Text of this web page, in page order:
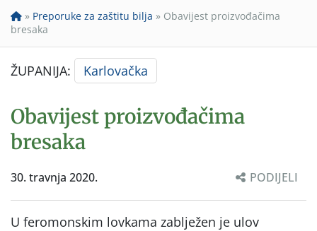
» Preporuke za zaštitu bilja » Obavijest proizvođačima
bresaka
ŽUPANIJA: Karlovačka
Obavijest proizvođačima
bresaka
30. travnja 2020. PODIJELI
U feromonskim lovkama zablježen je ulov